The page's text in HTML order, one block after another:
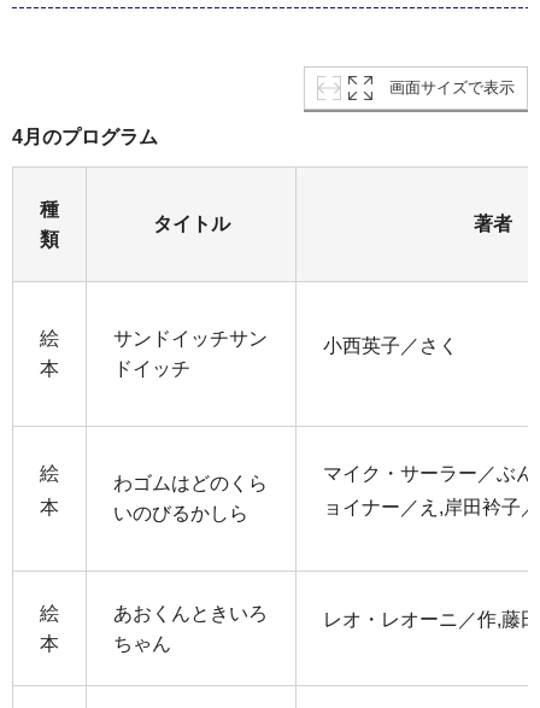
画面サイズで表示
4月のプログラム
種
類
タイトル 著者
絵
本
サンドイッチサン
ドイッチ
小西英子／さく
絵
本
わゴムはどのくら
いのびるかしら
マイク・サーラー／ぶ
ョイナー／え,岸田衿子
絵
本
あおくんときいろ
ちゃん
レオ・レオーニ／作,藤